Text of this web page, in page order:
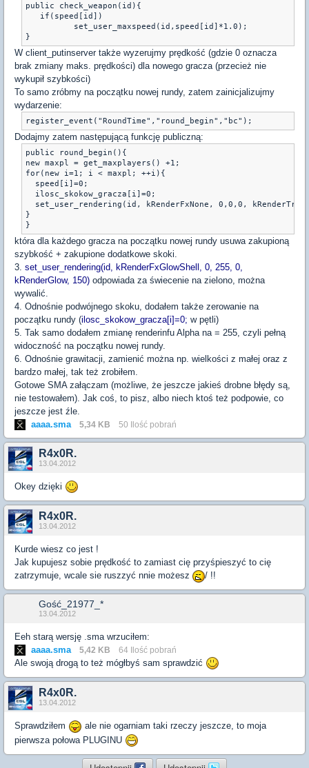
public check_weapon(id){
   if(speed[id])
	  set_user_maxspeed(id,speed[id]*1.0);
W client_putinserver także wyzerujmy prędkość (gdzie 0 oznacza
brak zmiany maks. prędkości) dla nowego gracza (przecież nie
wykupił szybkości)
To samo zróbmy na początku nowej rundy, zatem zainicjalizujmy
wydarzenie:
Dodajmy zatem następującą funkcję publiczną:
public round_begin(){
new maxpl = get_maxplayers() +1;
for(new i=1; i < maxpl; ++i){
  speed[i]=0;
  ilosc_skokow_gracza[i]=0;
set_user_rendering(id, kRenderFxNone, 0,0,0,
}
która dla każdego gracza na początku nowej rundy usuwa zakupioną
szybkość + zakupione dodatkowe skoki.
3. set_user_rendering(id, kRenderFxGlowShell, 0, 255, 0,
kRenderGlow, 150) odpowiada za świecenie na zielono, można
wywalić.
4. Odnośnie podwójnego skoku, dodałem także zerowanie na
początku rundy (ilosc_skokow_gracza[i]=0; w pętli)
5. Tak samo dodałem zmianę renderinfu Alpha na = 255, czyli pełną
widoczność na początku nowej rundy.
6. Odnośnie grawitacji, zamienić można np. wielkości z małej oraz z
bardzo małej, tak też zrobiłem.
Gotowe SMA załączam (możliwe, że jeszcze jakieś drobne błędy są,
nie testowałem). Jak coś, to pisz, albo niech ktoś też podpowie, co
jeszcze jest źle.
aaaa.sma
5,34 KB 50 Ilość pobrań
R4x0R.
13.04.2012
Okey dzięki
R4x0R.
13.04.2012
Kurde wiesz co jest !
Jak kupujesz sobie prędkość to zamiast cię przyśpieszyć to cię
zatrzymuje, wcale sie ruszzyć nnie możesz
/ !!
Gość_21977_*
13.04.2012
Eeh starą wersję .sma wrzuciłem:
aaaa.sma
5,42 KB 64 Ilość pobrań
Ale swoją drogą to też mógłbyś sam sprawdzić
R4x0R.
13.04.2012
Sprawdziłem
ale nie ogarniam taki rzeczy jeszcze, to moja
pierwsza połowa PLUGINU